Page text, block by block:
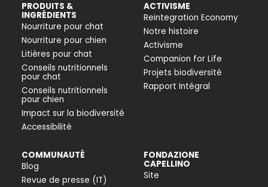
PRODUITS &
INGRÉDIENTS
Nourriture pour chat
Nourriture pour chien
Litières pour chat
Conseils nutritionnels
pour chat
Conseils nutritionnels
pour chien
Impact sur la biodiversité
Accessibilité
ACTIVISME
Reintegration Economy
Notre histoire
Activisme
Companion for Life
Projets biodiversité
Rapport Intégral
COMMUNAUTÉ
Blog
Revue de presse (IT)
FONDAZIONE
CAPELLINO
Site